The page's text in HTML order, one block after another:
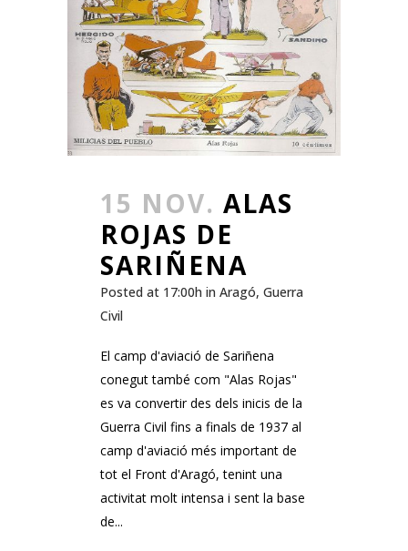
15 NOV. ALAS
ROJAS DE
SARIÑENA
Posted at 17:00h in Aragó, Guerra
Civil
El camp d'aviació de Sariñena
conegut també com "Alas Rojas"
es va convertir des dels inicis de la
Guerra Civil fins a finals de 1937 al
camp d'aviació més important de
tot el Front d'Aragó, tenint una
activitat molt intensa i sent la base
de...